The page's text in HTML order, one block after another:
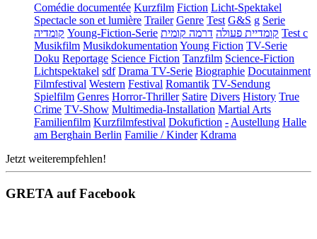
Comédie documentée Kurzfilm Fiction Licht-Spektakel
Spectacle son et lumière Trailer Genre Test G&S g Serie
קומדיה Young-Fiction-Serie קומדיית פעולה דרמה קומית
Test c
Musikfilm Musikdokumentation Young Fiction TV-Serie
Doku Reportage Science Fiction Tanzfilm Science-Fiction
Lichtspektakel sdf Drama TV-Serie Biographie Docutainment
Filmfestival Western Festival Romantik TV-Sendung
Spielfilm Genres Horror-Thriller Satire Divers History True
Crime TV-Show Multimedia-Installation Martial Arts
Familienfilm Kurzfilmfestival Dokufiction - Austellung Halle
am Berghain Berlin Familie / Kinder Kdrama
Jetzt weiterempfehlen!
GRETA auf Facebook